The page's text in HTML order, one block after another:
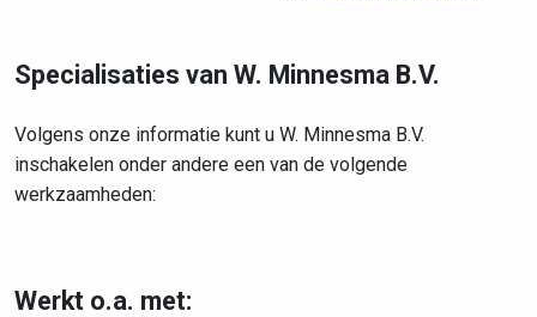
Specialisaties van W. Minnesma B.V.
Volgens onze informatie kunt u W. Minnesma B.V.
inschakelen onder andere een van de volgende
werkzaamheden:
Werkt o.a. met: